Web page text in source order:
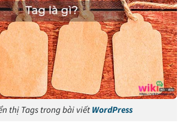
thị Tags trong bài viết WordPress